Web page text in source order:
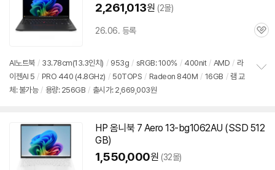
2,261,013원 (2몰)
26.06. 등록
관
AI노트북 / 33.78cm(13.3인치) / 953g / sRGB: 100% / 400nit / AMD / 라
이젠AI 5 / PRO 440 (4.8GHz) / 50TOPS / Radeon 840M / 16GB / 램 교
체: 불가능 / 용량: 256GB / 출시가: 2,669,003원
기
HP 옴니북 7 Aero 13-bg1062AU (SSD 512
GB)
1,550,000원 (32몰)